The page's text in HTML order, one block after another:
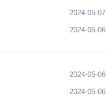
2024-05-07
2024-05-06
2024-05-06
2024-05-06